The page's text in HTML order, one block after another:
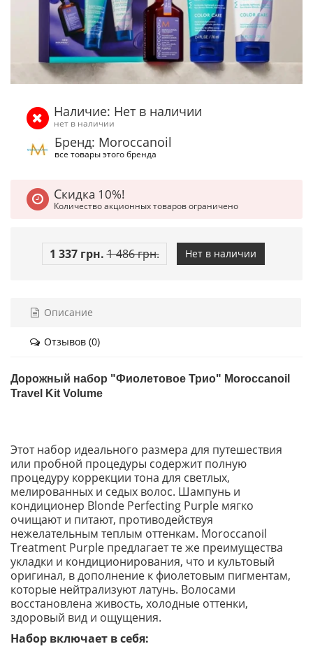
Наличие: Нет в наличии
нет в наличии
Бренд: Moroccanoil
все товары этого бренда
Скидка 10%!
Количество акционных товаров ограничено
1 337 грн. 1 486 грн. Нет в наличии
Описание
Отзывов (0)
Дорожный набор "Фиолетовое Трио" Moroccanoil
Travel Kit Volume
Этот набор идеального размера для путешествия
или пробной процедуры содержит полную
процедуру коррекции тона для светлых,
мелированных и седых волос. Шампунь и
кондиционер Blonde Perfecting Purple мягко
очищают и питают, противодействуя
нежелательным теплым оттенкам. Moroccanoil
Treatment Purple предлагает те же преимущества
укладки и кондиционирования, что и культовый
оригинал, в дополнение к фиолетовым пигментам,
которые нейтрализуют латунь. Волосами
восстановлена ​​живость, холодные оттенки,
здоровый вид и ощущения.
Набор включает в себя: